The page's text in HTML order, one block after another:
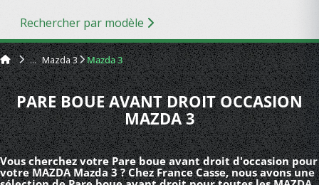
Rechercher par modèle
Mazda 3 Mazda 3
PARE BOUE AVANT DROIT OCCASION
MAZDA 3
Vous cherchez votre Pare boue avant droit d'occasion pour
votre MAZDA Mazda 3 ? Chez France Casse, nous avons une